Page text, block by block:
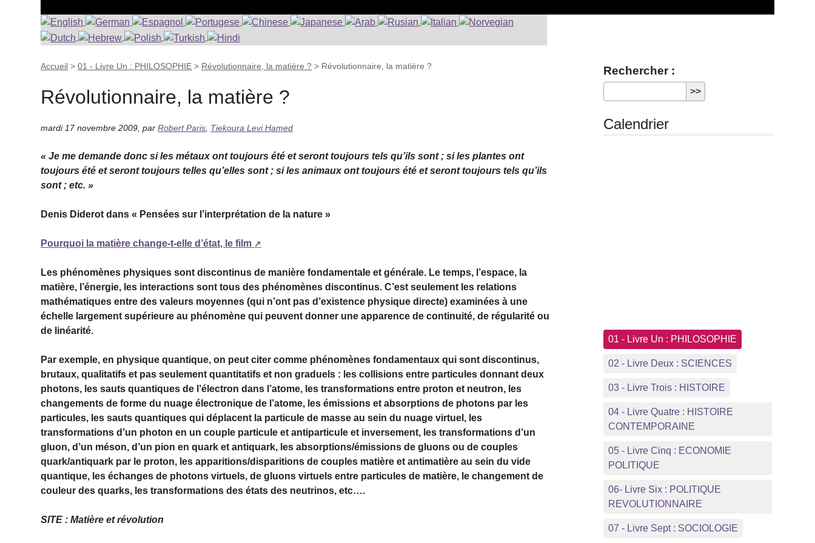
Accueil >01 - Livre Un : PHILOSOPHIE > Révolutionnaire, la matière ? > Révolutionnaire, la matière ?
Révolutionnaire, la matière ?
mardi 17 novembre 2009 ,parRobert Paris Tiekoura Levi Hamed
« Je me demande donc si les métaux ont toujours été et seront toujours tels qu’ils sont ; si les plantes ont
toujours été et seront toujours telles qu’elles sont ; si les animaux ont toujours été et seront toujours tels qu’ils
sont ; etc. »
Denis Diderot dans « Pensées sur l’interprétation de la nature »
Pourquoi la matière change-t-elle d’état, le film
Les phénomènes physiques sont discontinus de manière fondamentale et générale. Le temps, l’espace, la
matière, l’énergie, les interactions sont tous des phénomènes discontinus. C’est seulement les relations
mathématiques entre des valeurs moyennes (qui n’ont pas d’existence physique directe) examinées à une
échelle largement supérieure au phénomène qui peuvent donner une apparence de continuité, de régularité ou
de linéarité.
Par exemple, en physique quantique, on peut citer comme phénomènes fondamentaux qui sontdiscontinus,
brutaux, qualitatifs et pas seulement quantitatifs et non graduels : les collisions entre particules donnant deux
photons, les sauts quantiques de l’électron dans l’atome, les transformations entre proton et neutron, les
changements de forme du nuage électronique de l’atome, les émissions et absorptions de photons par les
particules, les sauts quantiques qui déplacent la particule de masse au sein du nuage virtuel, les
transformations d’un photon en un couple particule et antiparticule et inversement, les transformations d’un
gluon, d’un méson, d’un pion en quark et antiquark, les absorptions/émissions de gluons ou de couples
quark/antiquark par le proton, les apparitions/disparitions de couples matière et antimatière au sein du vide
quantique, les échanges de photons virtuels, de gluons virtuels entre particules de matière, le changement de
couleur des quarks, les transformations des états des neutrinos, etc….
SITE : Matière et révolution
Rechercher :
Calendrier
01 - Livre Un : PHILOSOPHIE
02 - Livre Deux : SCIENCES
03 - Livre Trois : HISTOIRE
04 - Livre Quatre : HISTOIRE
CONTEMPORAINE
05 - Livre Cinq : ECONOMIE
POLITIQUE
06- Livre Six : POLITIQUE
REVOLUTIONNAIRE
07 - Livre Sept : SOCIOLOGIE